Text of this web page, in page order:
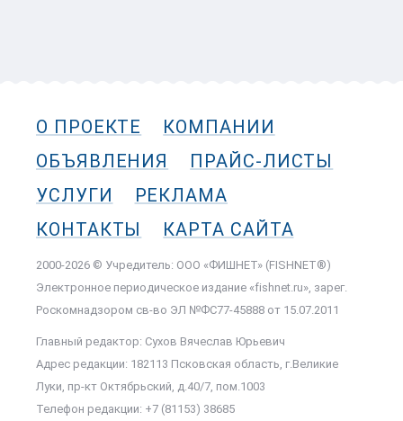
О ПРОЕКТЕ
КОМПАНИИ
ОБЪЯВЛЕНИЯ
ПРАЙС-ЛИСТЫ
УСЛУГИ
РЕКЛАМА
КОНТАКТЫ
КАРТА САЙТА
2000-2026 © Учредитель: ООО «ФИШНЕТ» (FISHNET®)
Электронное периодическое издание «fishnet.ru», зарег.
Роскомнадзором cв-во ЭЛ №ФС77-45888 от 15.07.2011
Главный редактор: Сухов Вячеслав Юрьевич
Адрес редакции: 182113 Псковская область, г.Великие
Луки, пр-кт Октябрьский, д.40/7, пом.1003
Телефон редакции: +7 (81153) 38685